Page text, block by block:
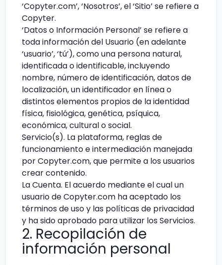
‘Copyter.com’, ‘Nosotros’, el ‘Sitio’ se refiere a
Copyter.
‘Datos o Información Personal’ se refiere a
toda información del Usuario (en adelante
‘usuario’, ‘tú’), como una persona natural,
identificada o identificable, incluyendo
nombre, número de identificación, datos de
localización, un identificador en línea o
distintos elementos propios de la identidad
física, fisiológica, genética, psíquica,
económica, cultural o social.
Servicio(s). La plataforma, reglas de
funcionamiento e intermediación manejada
por Copyter.com, que permite a los usuarios
crear contenido.
La Cuenta. El acuerdo mediante el cual un
usuario de Copyter.com ha aceptado los
términos de uso y las políticas de privacidad
y ha sido aprobado para utilizar los Servicios.
2. Recopilación de
información personal